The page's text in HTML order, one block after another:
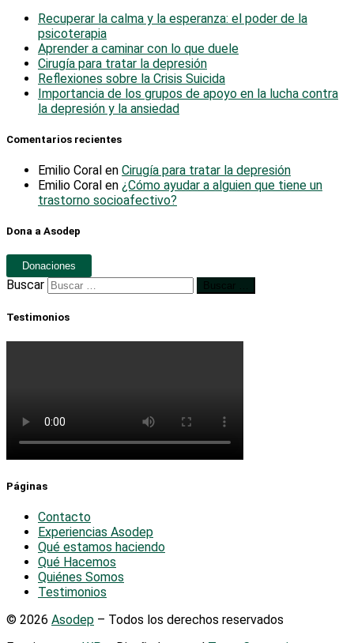
Recuperar la calma y la esperanza: el poder de la
psicoterapia
Aprender a caminar con lo que duele
Cirugía para tratar la depresión
Reflexiones sobre la Crisis Suicida
Importancia de los grupos de apoyo en la lucha contra
la depresión y la ansiedad
Comentarios recientes
Emilio Coral en Cirugía para tratar la depresión
Emilio Coral en ¿Cómo ayudar a alguien que tiene un
trastorno socioafectivo?
Dona a Asodep
Donaciones
Buscar Buscar …
Testimonios
Páginas
Contacto
Experiencias Asodep
Qué estamos haciendo
Qué Hacemos
Quiénes Somos
Testimonios
© 2026 Asodep – Todos los derechos reservados